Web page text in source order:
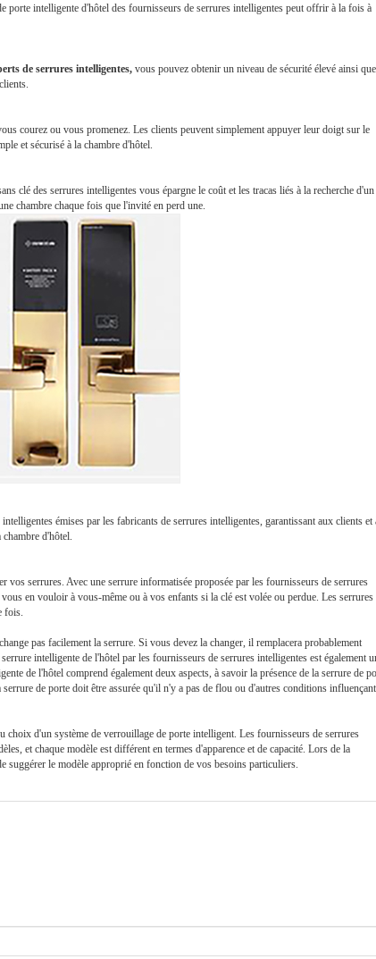
porte intelligente d'hôtel des fournisseurs de serrures intelligentes peut offrir à la fois à
de serrures intelligentes, vous pouvez obtenir un niveau de sécurité élevé ainsi
courez ou vous promenez. Les clients peuvent simplement appuyer leur doigt sur le
et sécurisé à la chambre d'hôtel.
clé des serrures intelligentes vous épargne le coût et les tracas liés à la recherche d'un
chambre chaque fois que l'invité en perd une.
émises par les fabricants de serrures intelligentes, garantissant aux clients et
d'hôtel.
vos serrures. Avec une serrure informatisée proposée par les fournisseurs de serrures
en vouloir à vous-même ou à vos enfants si la clé est volée ou perdue. Les serrures
fois.
pas facilement la serrure. Si vous devez la changer, il remplacera probablement
intelligente de l'hôtel par les fournisseurs de serrures intelligentes est également
de l'hôtel comprend également deux aspects, à savoir la présence de la serrure de
de porte doit être assurée qu'il n'y a pas de flou ou d'autres conditions influençant
d'un système de verrouillage de porte intelligent. Les fournisseurs de serrures
et chaque modèle est différent en termes d'apparence et de capacité. Lors de la
suggérer le modèle approprié en fonction de vos besoins particuliers.